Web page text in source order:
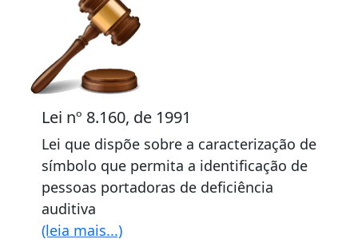
Lei nº 8.160, de 1991
Lei que dispõe sobre a caracterização de
símbolo que permita a identificação de
pessoas portadoras de deficiência
auditiva
(leia mais...)